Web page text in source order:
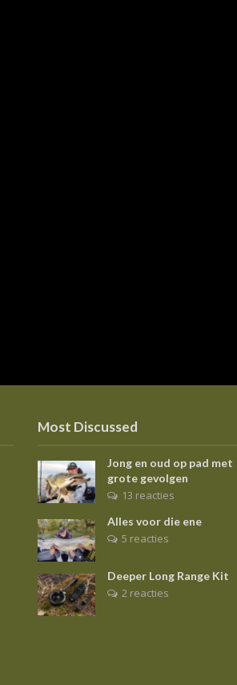
Most Discussed
Jong en oud op pad met
grote gevolgen
13 reacties
Alles voor die ene
5 reacties
Deeper Long Range Kit
2 reacties